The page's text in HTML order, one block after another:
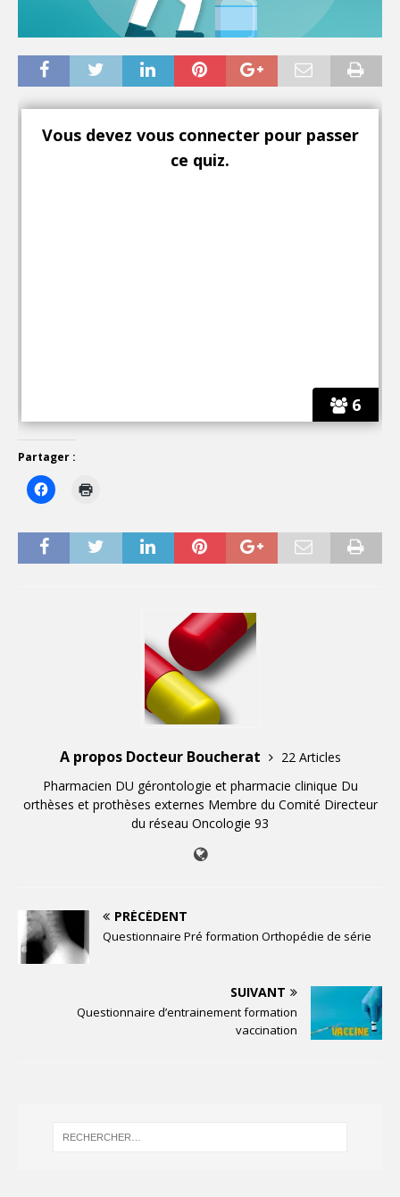
6
Vous devez vous connecter pour passer
ce quiz.
Partager :
A propos Docteur Boucherat
22 Articles
Pharmacien DU gérontologie et pharmacie clinique Du
orthèses et prothèses externes Membre du Comité Directeur
du réseau Oncologie 93
PRÉCÉDENT
Questionnaire Pré formation Orthopédie de série
SUIVANT
Questionnaire d’entrainement formation
vaccination